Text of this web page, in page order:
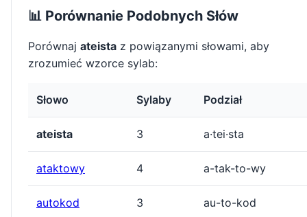
📊 Porównanie Podobnych Słów
Porównaj ateista z powiązanymi słowami, aby
zrozumieć wzorce sylab:
Słowo Sylaby Podział
ateista 3 a·tei·sta
ataktowy 4 a-tak-to-wy
autokod 3 au-to-kod